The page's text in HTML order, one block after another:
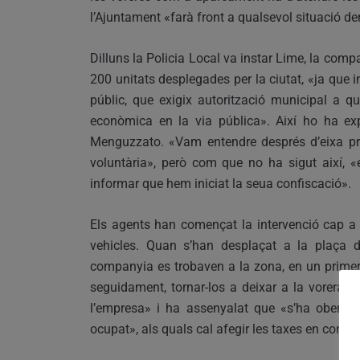
l’Ajuntament «farà front a qualsevol situació
Dilluns la Policia Local va instar Lime, la
200 unitats desplegades per la ciutat, «ja que
públic, que exigix autorització municipal a
econòmica en la via pública». Així ho ha
Menguzzato. «Vam entendre després d’eixa
voluntària», però com que no ha sigut així,
informar que hem iniciat la seua confiscació».
Els agents han començat la intervenció cap
vehicles. Quan s’han desplaçat a la plaça
companyia es trobaven a la zona, en un
seguidament, tornar-los a deixar a la vorera.
l’empresa» i ha assenyalat que «s’ha
ocupat», als quals cal afegir les taxes en